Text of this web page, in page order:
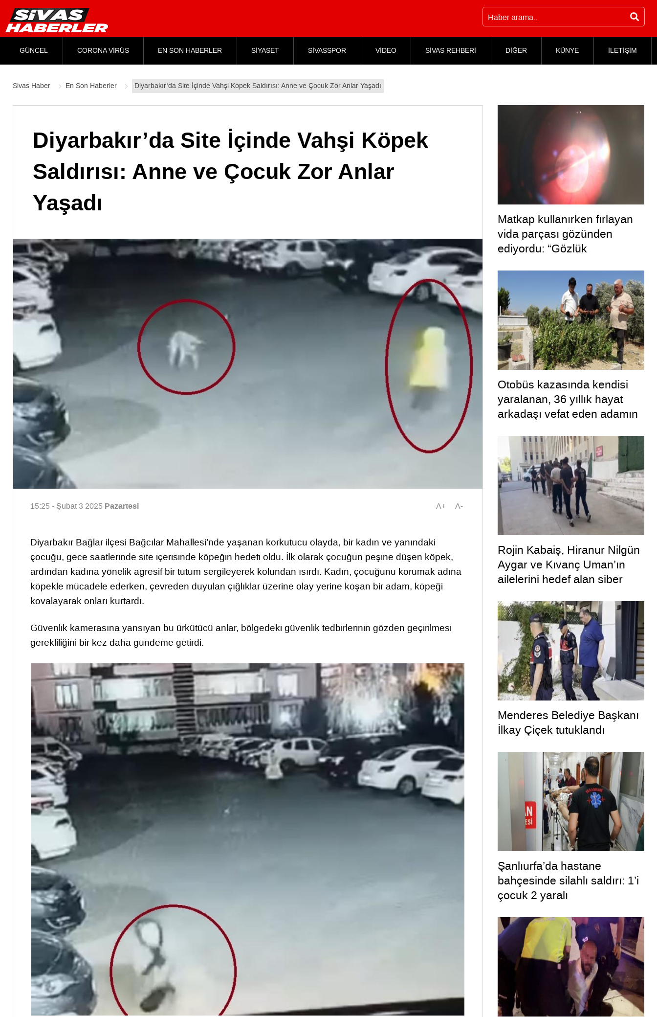
GÜNCEL CORONA VİRÜS EN SON HABERLER SİYASET SİVASSPOR VİDEO SİVAS REHBERİ DİĞER KÜNYE İLETİŞİM
Sivas Haber En Son Haberler Diyarbakır’da Site İçinde Vahşi Köpek Saldırısı: Anne ve Çocuk Zor Anlar Yaşadı
Diyarbakır’da Site İçinde Vahşi Köpek
Saldırısı: Anne ve Çocuk Zor Anlar
Yaşadı
15:25 - Şubat 3 2025 Pazartesi A+ A-
Diyarbakır Bağlar ilçesi Bağcılar Mahallesi’nde yaşanan korkutucu olayda, bir kadın ve yanındaki
çocuğu, gece saatlerinde site içerisinde köpeğin hedefi oldu. İlk olarak çocuğun peşine düşen köpek,
ardından kadına yönelik agresif bir tutum sergileyerek kolundan ısırdı. Kadın, çocuğunu korumak adına
köpekle mücadele ederken, çevreden duyulan çığlıklar üzerine olay yerine koşan bir adam, köpeği
kovalayarak onları kurtardı.
Güvenlik kamerasına yansıyan bu ürkütücü anlar, bölgedeki güvenlik tedbirlerinin gözden geçirilmesi
gerekliliğini bir kez daha gündeme getirdi.
Matkap kullanırken fırlayan
vida parçası gözünden
ediyordu: “Gözlük
Otobüs kazasında kendisi
yaralanan, 36 yıllık hayat
arkadaşı vefat eden adamın
defalarca uyardığı ortaya
çıktı
Rojin Kabaiş, Hiranur Nilgün
Aygar ve Kıvanç Uman’ın
ailelerini hedef alan siber
Menderes Belediye Başkanı
İlkay Çiçek tutuklandı
Şanlıurfa’da hastane
bahçesinde silahlı saldırı: 1’i
çocuk 2 yaralı